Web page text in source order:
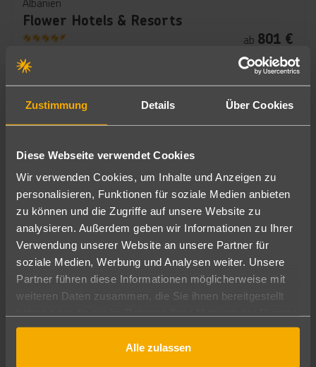
Zustimmung Details Über Cookies
Diese Webseite verwendet Cookies
Wir verwenden Cookies, um Inhalte und Anzeigen zu
personalisieren, Funktionen für soziale Medien anbieten
zu können und die Zugriffe auf unsere Website zu
analysieren. Außerdem geben wir Informationen zu Ihrer
Verwendung unserer Website an unsere Partner für
soziale Medien, Werbung und Analysen weiter. Unsere
Partner führen diese Informationen möglicherweise mit
weiteren Daten zusammen, die Sie ihnen bereitgestellt
gesammelt haben.
Alle zulassen
Flower Hotels & Resorts
7 Nächte
ab 801 €
pro Person
Albanien
Fafa Premium Resort
4.5
ab 628€